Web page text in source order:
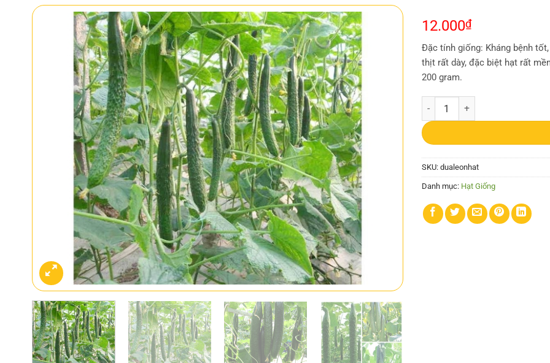
12.000₫
Đặc tính giống: Kháng bệnh
thịt rất dày, đặc biệt hạt rất
200 gram.
Gói 0.5g hạt giống dưa leo Nhật
SKU: dualeonhat
Danh mục: Hạt Giống